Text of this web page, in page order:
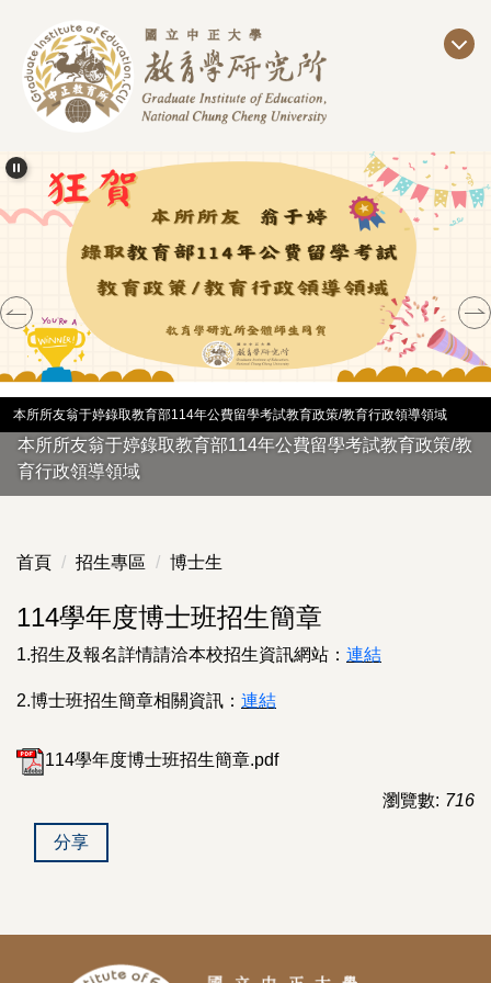
主
區
本所所友翁于婷錄取教育部114年公費留學考試教育政策/教育行政領導領域
本所所友翁于婷錄取教育部114年公費留學考試教育政策/教
育行政領導領域
首頁 招生專區 博士生
114學年度博士班招生簡章
1.招生及報名詳情請洽本校招生資訊網站： 連結
2.博士班招生簡章相關資訊： 連結
114學年度博士班招生簡章.pdf
瀏覽數: 716
分享